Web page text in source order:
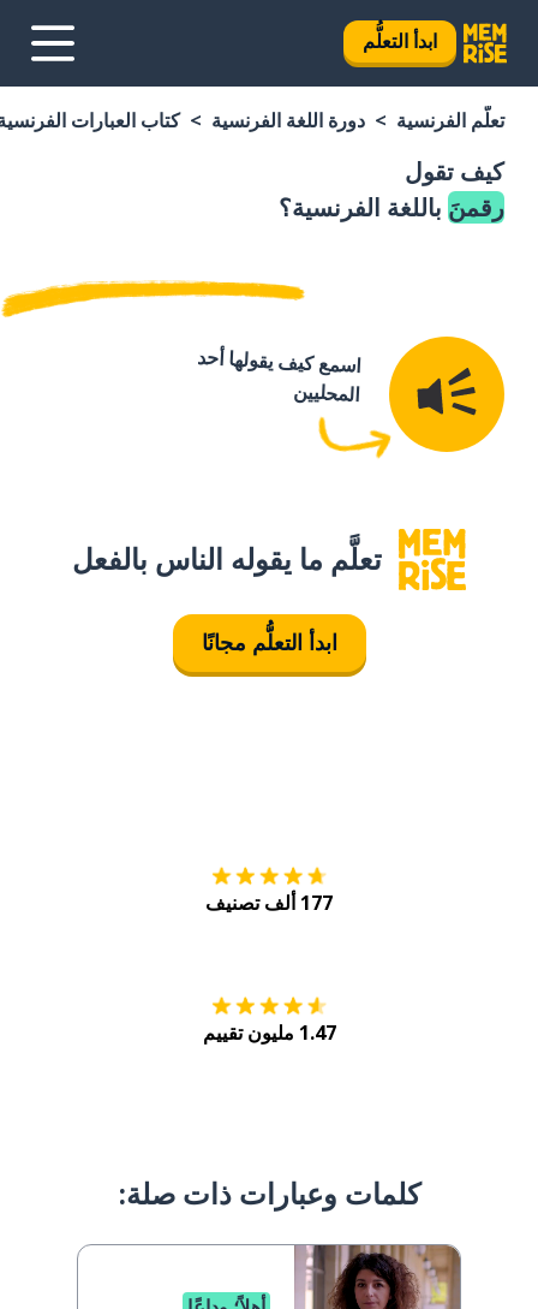
ابدأ التعلُّم
تعلَّم الفرنسية دورة اللغة الفرنسية كتاب العبارات
كيف تقول
رقمنَ باللغة الفرنسية؟
اسمع كيف يقولها أحد
المحليين
تعلَّم ما يقوله الناس بالفعل
ابدأ التعلُّم مجانًا
177 ألف تصنيف
1.47 مليون تقييم
كلمات وعبارات ذات صلة: